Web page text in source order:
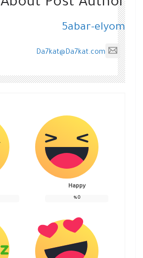
5abar-elyom
Da7kat@Da7kat.com
Happy
0
%